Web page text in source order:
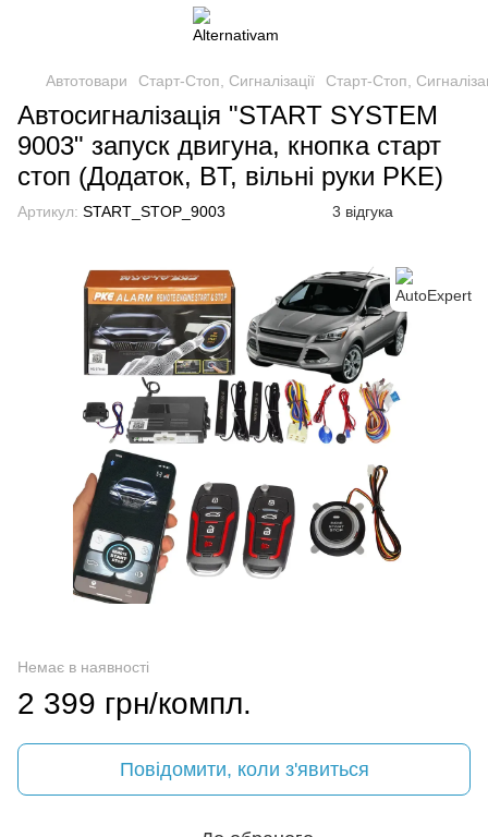
Автотовари Старт-Стоп, Сигналізації Старт-Стоп,
Автосигналізація "START SYSTEM
9003" запуск двигуна, кнопка старт
стоп (Додаток, BT, вільні руки PKE)
Артикул: START_STOP_9003 3 відгука
Немає в наявності
2 399 грн/компл.
Повідомити, коли з'явиться